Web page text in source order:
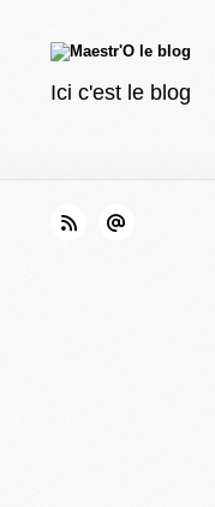
Ici c'est le blog